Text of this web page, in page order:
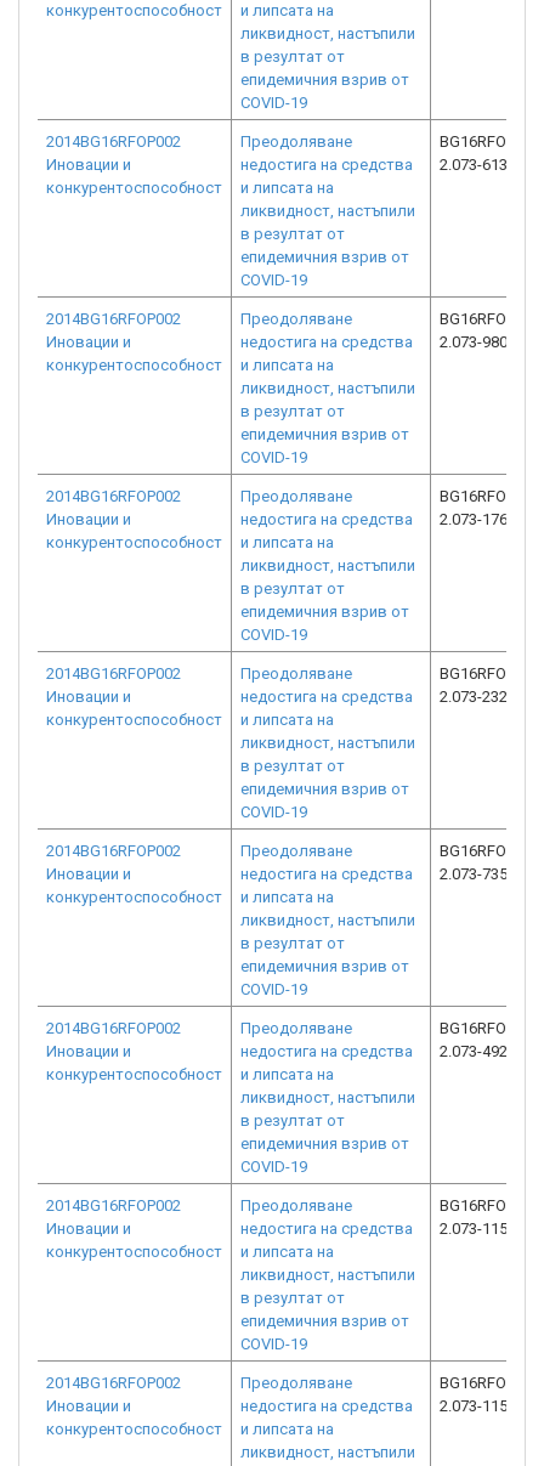
конкурентоспособност
и липсата на
ликвидност, настъпили
в резултат от
епидемичния взрив от
COVID-19
2014BG16RFOP002
Иновации и
конкурентоспособност
Преодоляване
недостига на средства
и липсата на
ликвидност, настъпили
в резултат от
епидемичния взрив от
COVID-19
BG16RFOP002-
2.073-6133-
2014BG16RFOP002
Иновации и
конкурентоспособност
Преодоляване
недостига на средства
и липсата на
ликвидност, настъпили
в резултат от
епидемичния взрив от
COVID-19
BG16RFOP002-
2.073-9807-
2014BG16RFOP002
Иновации и
конкурентоспособност
Преодоляване
недостига на средства
и липсата на
ликвидност, настъпили
в резултат от
епидемичния взрив от
COVID-19
BG16RFOP002-
2.073-1766-
2014BG16RFOP002
Иновации и
конкурентоспособност
Преодоляване
недостига на средства
и липсата на
ликвидност, настъпили
в резултат от
епидемичния взрив от
COVID-19
BG16RFOP002-
2.073-2323-
2014BG16RFOP002
Иновации и
конкурентоспособност
Преодоляване
недостига на средства
и липсата на
ликвидност, настъпили
в резултат от
епидемичния взрив от
COVID-19
BG16RFOP002-
2.073-7356-
2014BG16RFOP002
Иновации и
конкурентоспособност
Преодоляване
недостига на средства
и липсата на
ликвидност, настъпили
в резултат от
епидемичния взрив от
COVID-19
BG16RFOP002-
2.073-4928-
2014BG16RFOP002
Иновации и
конкурентоспособност
Преодоляване
недостига на средства
и липсата на
ликвидност, настъпили
в резултат от
епидемичния взрив от
COVID-19
BG16RFOP002-
2.073-11549-
2014BG16RFOP002
Иновации и
конкурентоспособност
Преодоляване
недостига на средства
и липсата на
ликвидност, настъпили
BG16RFOP002-
2.073-1152-